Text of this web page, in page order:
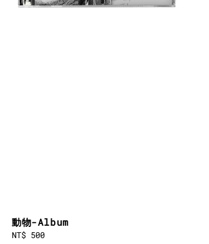
動物-Album
Regular
NT$ 500